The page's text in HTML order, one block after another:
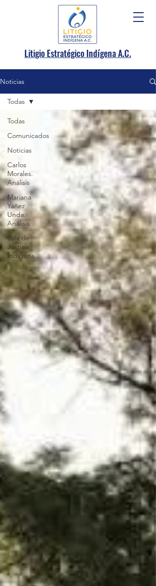
Litigio Estratégico Indígena A.C.
Noticias
Todas
Comunicados
Noticias
Carlos
Morales.
Análisis
Mariana
Yáñez
Unda.
Análisis
Sala de
Justicia
Indígena
Todas